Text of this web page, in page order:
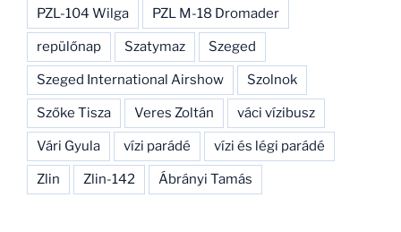
PZL-104 Wilga PZL M-18 Dromader
repülőnap Szatymaz Szeged
Szeged International Airshow Szolnok
Szőke Tisza Veres Zoltán váci vízibusz
Vári Gyula vízi parádé vízi és légi parádé
Zlin Zlin-142 Ábrányi Tamás